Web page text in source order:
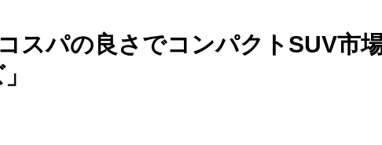
スパの良さでコンパクトSUV市